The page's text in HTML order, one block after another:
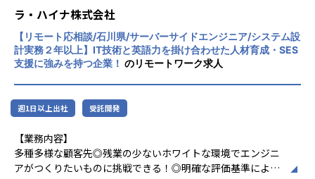
■フォロー体制・働き方
・アサイン前に、やりたいこと・やりたくないことを面談で
確認
・配属後は月1回の面談に加え、チャットでの相談が可能
・一人での参画の場合も、社内のメンターがフォロー
・平均残業時間：月10.5時間（全社平均）
■社員の声
＜入社1年目 エンジニア＞
＜主な開発案件事例＞
使用スキル：DjangoFW・Python
担当工程：調査・要件定義・基本設計・詳細設計・構築・製
造・テスト・リリース
担当者：30代後半・男性・入社4年目
-- 大手生命保険会社 資産運用システム --
使用スキル：Java
担当工程：基本設計・詳細設計・製造・テスト・リリース
担当者：30代前半・女性・入社2年目
大規模案件の実績があります。近年は生成AI
関連プロジェクトにも注力しています。
リモートワーク率90％、有給取得率80％以
上、育休取得率100％と、働きやすい環境づ
くりにも力を入れています。住宅手当や資格
取得支援、技術書購入補助など福利厚生も充
実しています。
起される共創カンパニー」を目指し、技術力
とコミュニケーション力を兼ね備えたプロフ
ラ・ハイナ株式会社
【リモート応相談/石川県/サーバーサイドエンジニア/システム設
計実務２年以上】IT技術と英語力を掛け合わせた人材育成・SES
支援に強みを持つ企業！ のリモートワーク求人
週1日以上出社 受託開発
【業務内容】
多種多様な顧客先◎残業の少ないホワイトな環境でエンジニ
アがつくりたいものに挑戦できる！◎明確な評価基準により